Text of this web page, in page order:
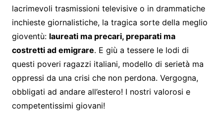
lacrimevoli trasmissioni televisive o in drammatiche
inchieste giornalistiche, la tragica sorte della meglio
gioventù: laureati ma precari, preparati ma
costretti ad emigrare. E giù a tessere le lodi di
questi poveri ragazzi italiani, modello di serietà ma
oppressi da una crisi che non perdona. Vergogna,
obbligati ad andare all’estero! I nostri valorosi e
competentissimi giovani!